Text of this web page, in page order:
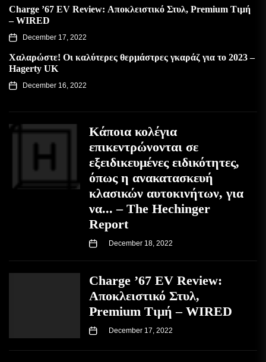
Charge ’67 EV Review: Αποκλειστικό Στυλ, Premium Τιμή
– WIRED
December 17, 2022
Χαλαρώστε! Οι καλύτερες θερμάστρες γκαράζ για το 2023 –
Hagerty UK
December 16, 2022
Κάποια κολέγια
επικεντρώνονται σε
εξειδικευμένες ειδικότητες,
όπως η ανακατασκευή
κλασικών αυτοκινήτων, για
να... – The Hechinger
Report
December 18, 2022
Charge ’67 EV Review:
Αποκλειστικό Στυλ,
Premium Τιμή – WIRED
December 17, 2022